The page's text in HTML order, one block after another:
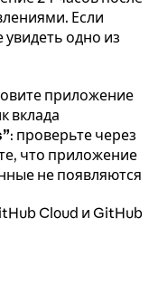
Если
одно из
приложение
вклада
: проверьте через
что приложение
не появляются
Cloud и GitHub